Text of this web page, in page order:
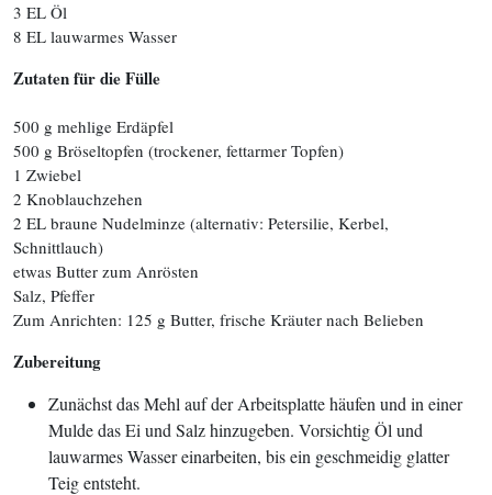
3 EL Öl
8 EL lauwarmes Wasser
Zutaten für die Fülle
500 g mehlige Erdäpfel
500 g Bröseltopfen (trockener, fettarmer Topfen)
1 Zwiebel
2 Knoblauchzehen
2 EL braune Nudelminze (alternativ: Petersilie, Kerbel,
Schnittlauch)
etwas Butter zum Anrösten
Salz, Pfeffer
Zum Anrichten: 125 g Butter, frische Kräuter nach Belieben
Zubereitung
Zunächst das Mehl auf der Arbeitsplatte häufen und in einer
Mulde das Ei und Salz hinzugeben. Vorsichtig Öl und
lauwarmes Wasser einarbeiten, bis ein geschmeidig glatter
Teig entsteht.